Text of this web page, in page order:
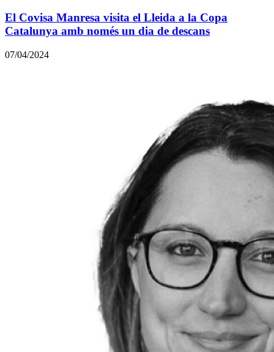
El Covisa Manresa visita el Lleida a la Copa
Catalunya amb només un dia de descans
07/04/2024